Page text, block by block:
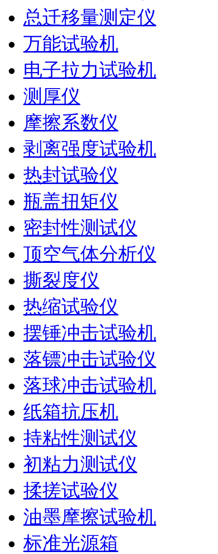
总迁移量测定仪
万能试验机
电子拉力试验机
测厚仪
摩擦系数仪
剥离强度试验机
热封试验仪
瓶盖扭矩仪
密封性测试仪
顶空气体分析仪
撕裂度仪
热缩试验仪
摆锤冲击试验机
落镖冲击试验仪
落球冲击试验机
纸箱抗压机
持粘性测试仪
初粘力测试仪
揉搓试验仪
油墨摩擦试验机
标准光源箱